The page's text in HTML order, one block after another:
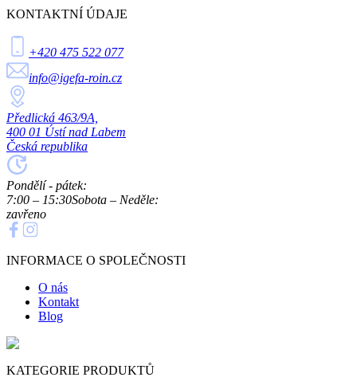
KONTAKTNÍ ÚDAJE
+420 475 522 077
info@igefa-roin.cz
Předlická 463/9A,
400 01 Ústí nad Labem
Česká republika
Pondělí - pátek:
7:00 – 15:30Sobota – Neděle:
zavřeno
INFORMACE O SPOLEČNOSTI
O nás
Kontakt
Blog
KATEGORIE PRODUKTŮ